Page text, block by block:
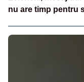
nu are timp pentru